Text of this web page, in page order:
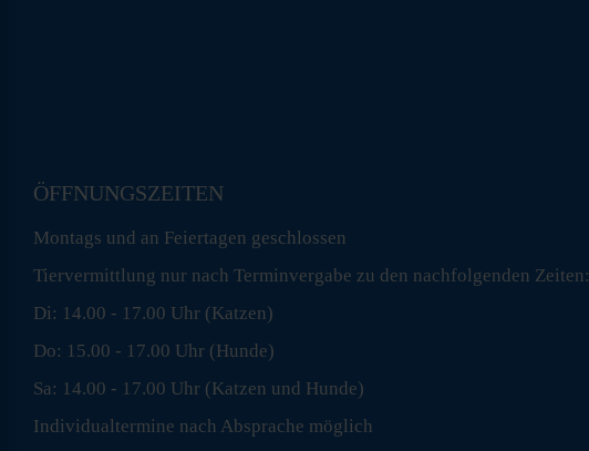
ÖFFNUNGSZEITEN
Montags und an Feiertagen geschlossen
Tiervermittlung nur nach Terminvergabe zu den nachfolgenden Zeiten:
Di: 14.00 - 17.00 Uhr (Katzen)
Do: 15.00 - 17.00 Uhr (Hunde)
Sa: 14.00 - 17.00 Uhr (Katzen und Hunde)
Individualtermine nach Absprache möglich